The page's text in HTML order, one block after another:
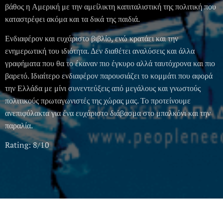
βάθος η Αμερική με την αμείλικτη καπιταλιστική της πολιτική που
καταστρέφει ακόμα και τα δικά της παιδιά.
Ενδιαφέρον και ευχάριστο βιβλίο, ενώ κρατάει και την
ενημερωτική του ιδιότητα. Δεν διαθέτει αναλύσεις και άλλα
γραφήματα που θα το έκαναν πιο έγκυρο αλλά ταυτόχρονα και πιο
βαρετό. Ιδιαίτερο ενδιαφέρον παρουσιάζει το κομμάτι που αφορά
την Ελλάδα με μίνι συνεντεύξεις από μεγάλους και γνωστούς
πολιτικούς πρωταγωνιστές της χώρας μας. Το προτείνουμε
ανεπιφύλακτα για ένα ευχάριστο διάβασμα στο μπαλκόνι και την
παραλία.
Rating: 8/10